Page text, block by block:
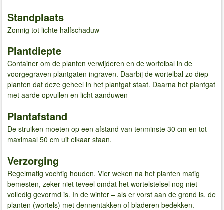
Standplaats
Zonnig tot lichte halfschaduw
Plantdiepte
Container om de planten verwijderen en de wortelbal in de
voorgegraven plantgaten ingraven. Daarbij de wortelbal zo diep
planten dat deze geheel in het plantgat staat. Daarna het plantgat
met aarde opvullen en licht aanduwen
Plantafstand
De struiken moeten op een afstand van tenminste 30 cm en tot
maximaal 50 cm uit elkaar staan.
Verzorging
Regelmatig vochtig houden. Vier weken na het planten matig
bemesten, zeker niet teveel omdat het wortelstelsel nog niet
volledig gevormd is. In de winter – als er vorst aan de grond is, de
planten (wortels) met dennentakken of bladeren bedekken.